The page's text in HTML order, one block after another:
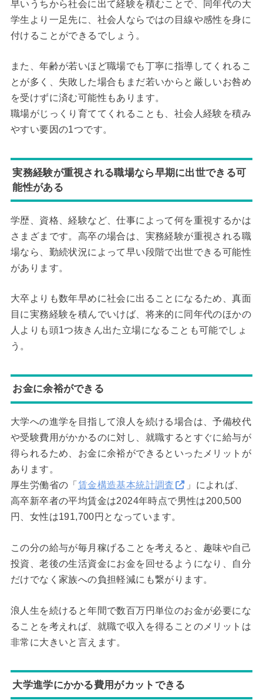
早いうちから社会に出て経験を積むことで、同年代の大
学生より一足先に、社会人ならではの目線や感性を身に
付けることができるでしょう。
また、年齢が若いほど職場でも丁寧に指導してくれるこ
とが多く、失敗した場合もまだ若いからと厳しいお咎め
を受けずに済む可能性もあります。
職場がじっくり育ててくれることも、社会人経験を積み
やすい要因の1つです。
実務経験が重視される職場なら早期に出世できる可
能性がある
学歴、資格、経験など、仕事によって何を重視するかは
さまざまです。高卒の場合は、実務経験が重視される職
場なら、勤続状況によって早い段階で出世できる可能性
があります。
大卒よりも数年早めに社会に出ることになるため、真面
目に実務経験を積んでいけば、将来的に同年代のほかの
人よりも頭1つ抜きん出た立場になることも可能でしょ
う。
お金に余裕ができる
大学への進学を目指して浪人を続ける場合は、予備校代
や受験費用がかかるのに対し、就職するとすぐに給与が
得られるため、お金に余裕ができるといったメリットが
あります。
厚生労働省の「 賃金構造基本統計調査
」によれば、
高卒新卒者の平均賃金は2024年時点で男性は200,500
円、女性は191,700円となっています。
この分の給与が毎月稼げることを考えると、趣味や自己
投資、老後の生活資金にお金を回せるようになり、自分
だけでなく家族への負担軽減にも繋がります。
浪人生を続けると年間で数百万円単位のお金が必要にな
ることを考えれば、就職で収入を得ることのメリットは
非常に大きいと言えます。
大学進学にかかる費用がカットできる